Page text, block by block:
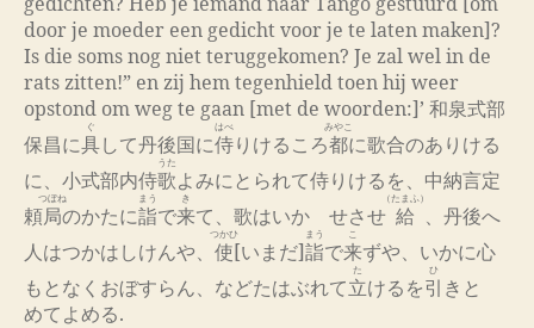
door je moeder een gedicht voor je te laten maken]?
Is die soms nog niet teruggekomen? Je zal wel in de
rats zitten!” en zij hem tegenhield toen hij weer
opstond om weg te gaan [met de woorden:]’ 和泉式部
保昌に具
ぐ
して丹後国に侍
はべ
りけるころ都
みやこ
に歌合のありける
に、小式部内侍歌
うた
よみにとられて侍りけるを、中納言定
頼局
つぼね
のかたに詣
まう
で来
き
て、歌はいかゞせさせ 給
（たまふ）
、丹後へ
人はつかはしけんや、 使
つかひ
[いまだ]詣
まう
で来
こ
ずや、いかに心
もとなくおぼすらん、などたはぶれて立
た
けるを引
ひ
きとゞ
めてよめる.